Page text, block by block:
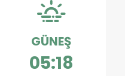
GÜNEŞ
05:18